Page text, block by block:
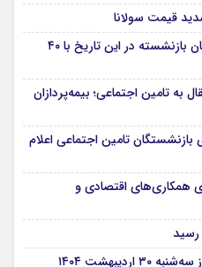
قیمت سولانا
حساب‌ بازنشستگان و فرهنگیان بازنشسته در این تاریخ با ۴۰
به تامین اجتماعی؛ بیمه‌پردازان
تامین اجتماعی اعلام
همکاری‌های اقتصادی و
رسید
۱۴۰۴